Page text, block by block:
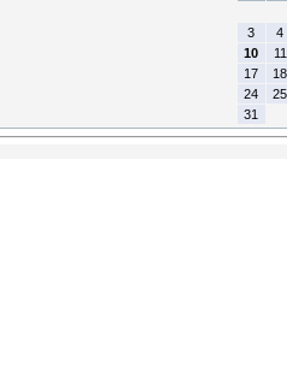
3
4
10
11
17
18
24
25
31